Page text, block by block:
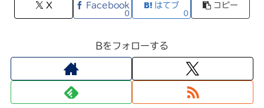
X Facebook
0
はてブ
0
コピー
Bをフォローする